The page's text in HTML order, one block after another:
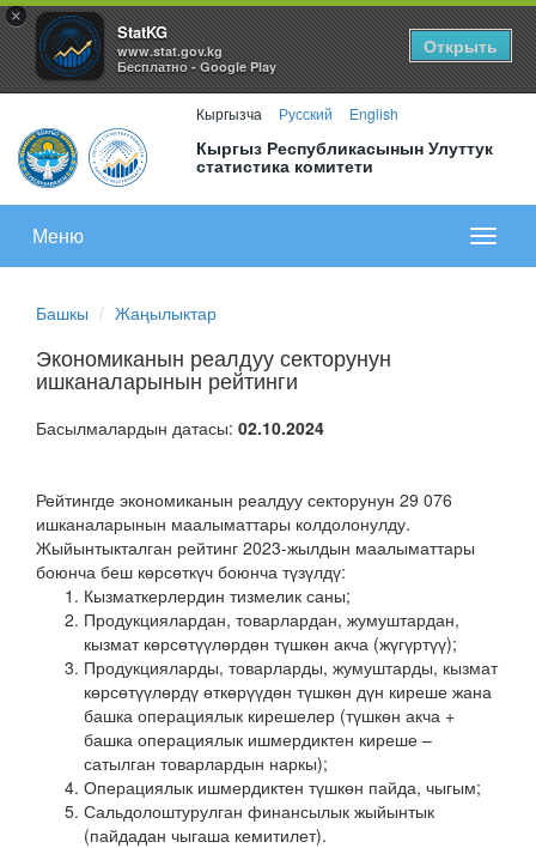
×
StatKG
www.stat.gov.kg
Бесплатно - Google Play
Открыть
Кыргызча Русский English
Кыргыз Республикасынын Улуттук
статистика комитети
меню
Меню
Башкы Жаңылыктар
Экономиканын реалдуу секторунун
ишканаларынын рейтинги
Басылмалардын датасы: 02.10.2024
Рейтингде экономиканын реалдуу секторунун 29 076
ишканаларынын маалыматтары колдолонулду.
Жыйынтыкталган рейтинг 2023-жылдын маалыматтары
боюнча беш көрсөткүч боюнча түзүлдү:
Кызматкерлердин тизмелик саны;
Продукциялардан, товарлардан, жумуштардан,
кызмат көрсөтүүлөрдөн түшкөн акча (жүгүртүү);
Продукцияларды, товарларды, жумуштарды, кызмат
көрсөтүүлөрдү өткөрүүдөн түшкөн дүн киреше жана
башка операциялык кирешелер (түшкөн акча +
башка операциялык ишмердиктен киреше –
сатылган товарлардын наркы);
Операциялык ишмердиктен түшкөн пайда, чыгым;
Сальдолоштурулган финансылык жыйынтык
(пайдадан чыгаша кемитилет).